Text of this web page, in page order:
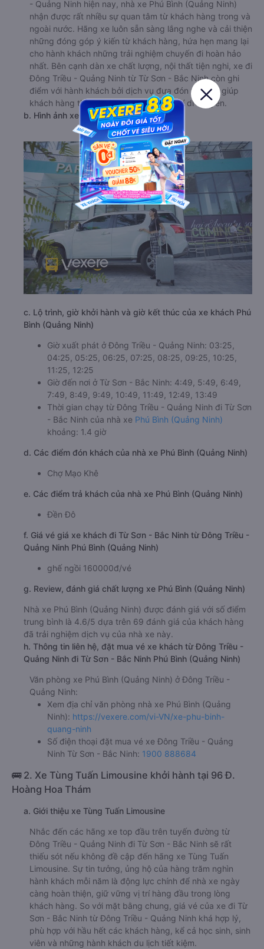
- Quảng Ninh hiện nay, nhà xe Phú Bình (Quảng Ninh)
nhận được rất nhiều sự quan tâm từ khách hàng trong và
ngoài nước. Hãng xe luôn sẵn sàng lắng nghe và cải thiện
những đóng góp ý kiến từ khách hàng, hứa hẹn mang lại
cho hành khách những trải nghiệm chuyến đi hoàn hảo
nhất. Bên cạnh dàn xe chất lượng, nội thất tiện nghi, xe đi
Đông Triều - Quảng Ninh từ Từ Sơn - Bắc Ninh còn ghi
điểm với hành khách bởi dịch vụ đưa đón tận nơi, giúp
khách hàng tiết kiệm được tối đa chi phí di chuyển.
b. Hình ảnh xe Phú Bình (Quảng Ninh)
c. Lộ trình, giờ khởi hành và giờ kết thúc của xe khách Phú
Bình (Quảng Ninh)
Giờ xuất phát ở Đông Triều - Quảng Ninh: 03:25,
04:25, 05:25, 06:25, 07:25, 08:25, 09:25, 10:25,
11:25, 12:25
Giờ đến nơi ở Từ Sơn - Bắc Ninh: 4:49, 5:49, 6:49,
7:49, 8:49, 9:49, 10:49, 11:49, 12:49, 13:49
Thời gian chạy từ Đông Triều - Quảng Ninh đi Từ Sơn
- Bắc Ninh của nhà xe Phú Bình (Quảng Ninh)
khoảng: 1.4 giờ
d. Các điểm đón khách của nhà xe Phú Bình (Quảng Ninh)
Chợ Mạo Khê
e. Các điểm trả khách của nhà xe Phú Bình (Quảng Ninh)
Đền Đô
f. Giá vé giá xe khách đi Từ Sơn - Bắc Ninh từ Đông Triều -
Quảng Ninh Phú Bình (Quảng Ninh)
ghế ngồi 160000đ/vé
g. Review, đánh giá chất lượng xe Phú Bình (Quảng Ninh)
Nhà xe Phú Bình (Quảng Ninh) được đánh giá với số điểm
trung bình là 4.6/5 dựa trên 69 đánh giá của khách hàng
đã trải nghiệm dịch vụ của nhà xe này.
h. Thông tin liên hệ, đặt mua vé xe khách từ Đông Triều -
Quảng Ninh đi Từ Sơn - Bắc Ninh Phú Bình (Quảng Ninh)
Văn phòng xe Phú Bình (Quảng Ninh) ở Đông Triều -
Quảng Ninh:
Xem địa chỉ văn phòng nhà xe Phú Bình (Quảng
Ninh): https://vexere.com/vi-VN/xe-phu-binh-
quang-ninh
Số điện thoại đặt mua vé xe Đông Triều - Quảng
Ninh Từ Sơn - Bắc Ninh: 1900 888684
🚌 2. Xe Tùng Tuấn Limousine khởi hành tại 96 Đ.
Hoàng Hoa Thám
a. Giới thiệu xe Tùng Tuấn Limousine
Nhắc đến các hãng xe top đầu trên tuyến đường từ
Đông Triều - Quảng Ninh đi Từ Sơn - Bắc Ninh sẽ rất
thiếu sót nếu không đề cập đến hãng xe Tùng Tuấn
Limousine. Sự tin tưởng, ủng hộ của hàng trăm nghìn
hành khách mỗi năm là động lực chính để nhà xe ngày
càng hoàn thiện, giữ vững vị trí hàng đầu trong lòng
khách hàng. So với mặt bằng chung, giá vé của xe đi Từ
Sơn - Bắc Ninh từ Đông Triều - Quảng Ninh khá hợp lý,
phù hợp với hầu hết các khách hàng, kể cả học sinh, sinh
viên và những hành khách du lịch tiết kiệm.